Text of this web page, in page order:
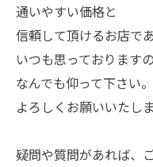
通いやすい価格と
信頼して頂けるお店で
いつも思っております
なんでも仰って下さい。
よろしくお願いいたし
疑問や質問があれば、